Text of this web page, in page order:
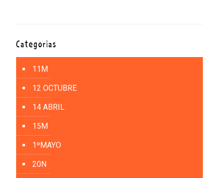
Categorías
11M
12 OCTUBRE
14 ABRIL
15M
1ºMAYO
20N